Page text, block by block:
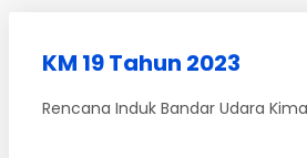
KM 19 Tahun 2023
Rencana Induk Bandar Udara